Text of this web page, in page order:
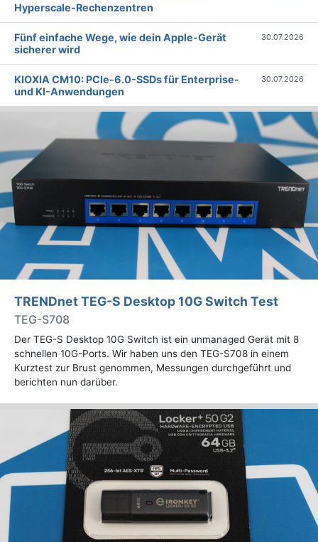
Hyperscale-Rechenzentren
Fünf einfache Wege, wie dein Apple-Gerät
sicherer wird
30.07.2026
KIOXIA CM10: PCIe-6.0-SSDs für Enterprise-
und KI-Anwendungen
30.07.2026
TRENDnet TEG-S Desktop 10G Switch Test
TEG-S708
Der TEG-S Desktop 10G Switch ist ein unmanaged Gerät mit 8
schnellen 10G-Ports. Wir haben uns den TEG-S708 in einem
Kurztest zur Brust genommen, Messungen durchgeführt und
berichten nun darüber.